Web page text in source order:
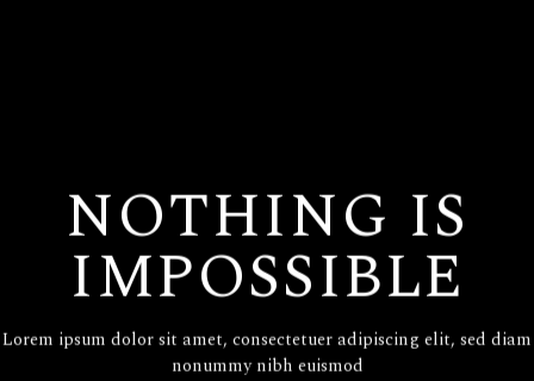
NOTHING IS
IMPOSSIBLE
Lorem ipsum dolor sit amet, consectetuer adipiscing elit, sed diam
nonummy nibh euismod
Lorem